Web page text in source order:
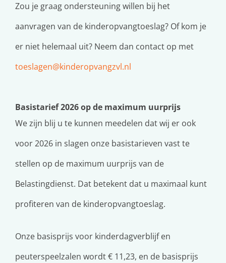
Zou je graag ondersteuning willen bij het
aanvragen van de kinderopvangtoeslag? Of kom je
er niet helemaal uit? Neem dan contact op met
toeslagen@kinderopvangzvl.nl
Basistarief 2026 op de maximum uurprijs
We zijn blij u te kunnen meedelen dat wij er ook
voor 2026 in slagen onze basistarieven vast te
stellen op de maximum uurprijs van de
Belastingdienst. Dat betekent dat u maximaal kunt
profiteren van de kinderopvangtoeslag.
Onze basisprijs voor kinderdagverblijf en
peuterspeelzalen wordt € 11,23, en de basisprijs